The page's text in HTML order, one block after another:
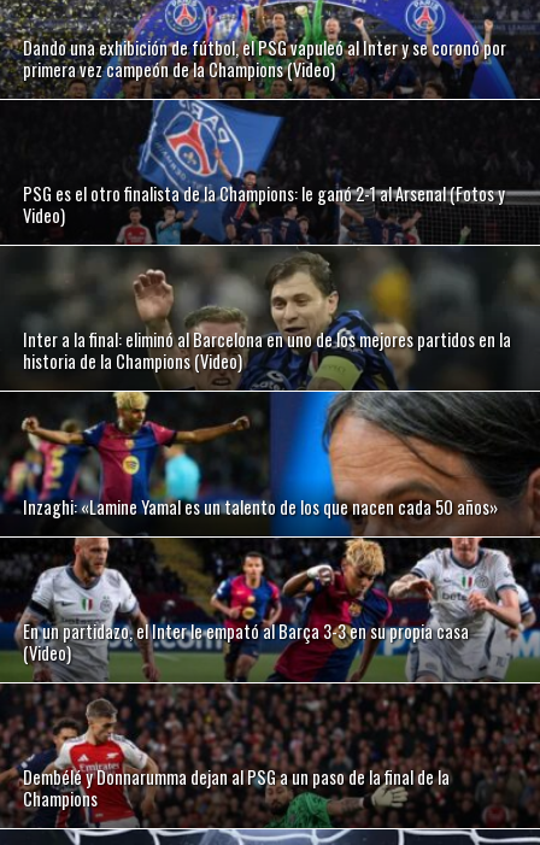
Dando una exhibición de fútbol, el PSG vapuleó al Inter y se coronó por
primera vez campeón de la Champions (Video)
PSG es el otro finalista de la Champions: le ganó 2-1 al Arsenal (Fotos y
Video)
Inter a la final: eliminó al Barcelona en uno de los mejores partidos en la
historia de la Champions (Video)
Inzaghi: «Lamine Yamal es un talento de los que nacen cada 50 años»
En un partidazo, el Inter le empató al Barça 3-3 en su propia casa
(Video)
Dembélé y Donnarumma dejan al PSG a un paso de la final de la
Champions